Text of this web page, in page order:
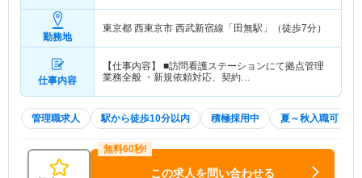
勤務地
東京都 西東京市 西武新宿線「田無駅」（徒歩7分）
仕事内容
【仕事内容】 ■訪問看護ステーションにて拠点管理
業務全般 ・新規依頼対応、契約…
管理職求人 駅から徒歩10分以内 積極採用中 夏～秋入職可
この求人を問い合わせる